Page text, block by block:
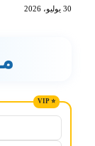
30 يوليو، 2026